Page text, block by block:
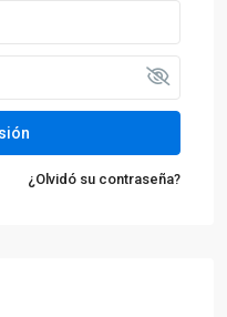
¿Olvidó su contraseña?